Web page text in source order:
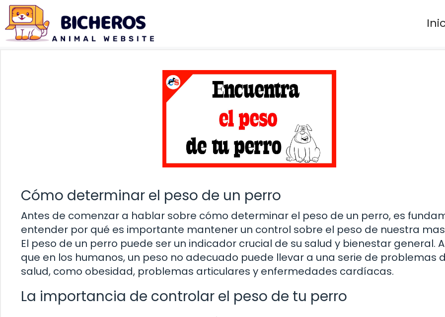
Saltar
contenido
Cómo determinar el peso de un perro
Antes de comenzar a hablar sobre cómo determinar el peso de un perro, es
entender por qué es importante mantener un control sobre el peso de nuestra
El peso de un perro puede ser un indicador crucial de su salud y bienestar general.
que en los humanos, un peso no adecuado puede llevar a una serie de problemas
salud, como obesidad, problemas articulares y enfermedades cardíacas.
La importancia de controlar el peso de tu perro